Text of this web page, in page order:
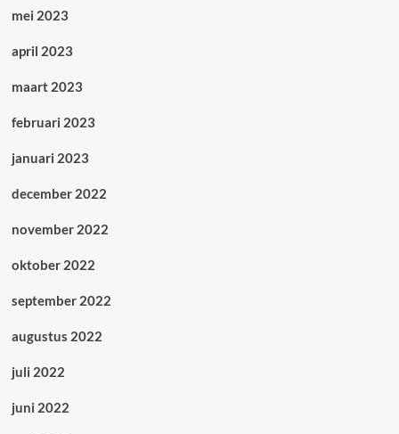
mei 2023
april 2023
maart 2023
februari 2023
januari 2023
december 2022
november 2022
oktober 2022
september 2022
augustus 2022
juli 2022
juni 2022